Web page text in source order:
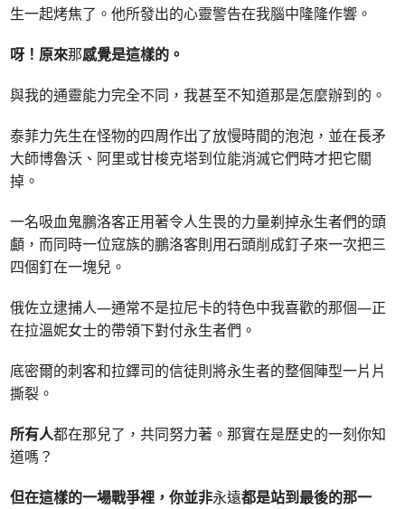
生一起烤焦了。他所發出的心靈警告在我腦中隆隆作響。
呀！原來那感覺是這樣的。
與我的通靈能力完全不同，我甚至不知道那是怎麼辦到的。
泰菲力先生在怪物的四周作出了放慢時間的泡泡，並在長矛
大師博魯沃、阿里或甘梭克塔到位能消滅它們時才把它關
掉。
一名吸血鬼鵬洛客正用著令人生畏的力量剃掉永生者們的頭
顱，而同時一位寇族的鵬洛客則用石頭削成釘子來一次把三
四個釘在一塊兒。
俄佐立逮捕人—通常不是拉尼卡的特色中我喜歡的那個—正
在拉溫妮女士的帶領下對付永生者們。
底密爾的刺客和拉鐸司的信徒則將永生者的整個陣型一片片
撕裂。
所有人都在那兒了，共同努力著。那實在是歷史的一刻你知
道嗎？
但在這樣的一場戰爭裡，你並非永遠都是站到最後的那一